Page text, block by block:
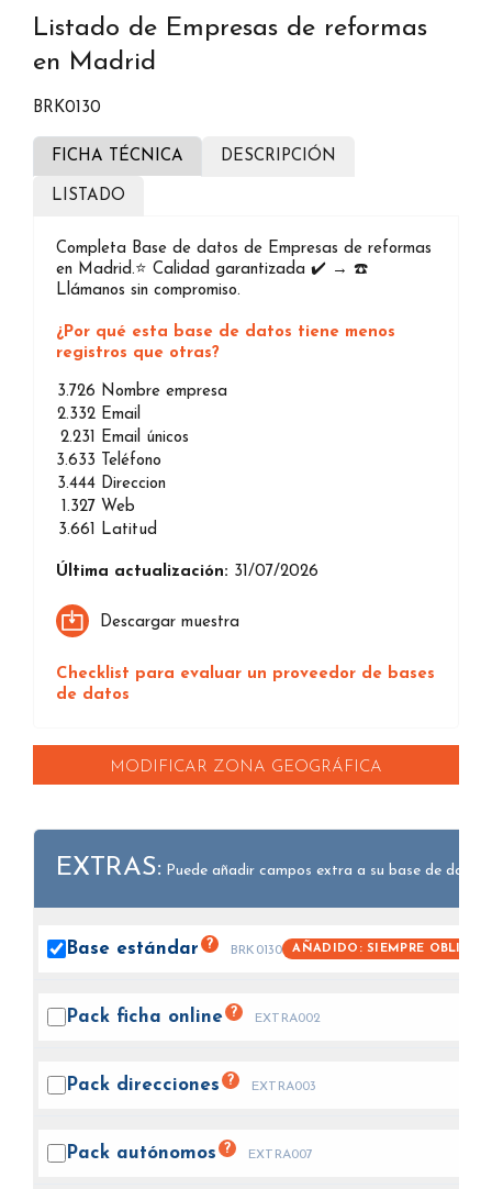
Listado de Empresas de reformas
en Madrid
BRK0130
FICHA TÉCNICA DESCRIPCIÓN
LISTADO
Completa Base de datos de Empresas de reformas
en Madrid.⭐️ Calidad garantizada ✔️ → ☎️
Llámanos sin compromiso.
¿Por qué esta base de datos tiene menos
registros que otras?
3.726 Nombre empresa
2.332 Email
2.231 Email únicos
3.633 Teléfono
3.444 Direccion
1.327 Web
3.661 Latitud
Última actualización: 31/07/2026
Descargar muestra
Checklist para evaluar un proveedor de bases
de datos
MODIFICAR ZONA GEOGRÁFICA
EXTRAS: Puede añadir campos extra a su base de datos.
Base estándar ? BRK0130 AÑADIDO: SIEMPRE
Pack ficha online ? EXTRA002
Pack direcciones ? EXTRA003
Pack autónomos ? EXTRA007